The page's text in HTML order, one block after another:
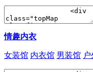
情趣内衣
女装馆 内衣馆 男装馆